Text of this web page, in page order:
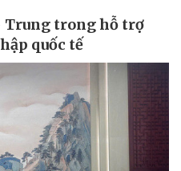
Trung trong hỗ trợ
quốc tế